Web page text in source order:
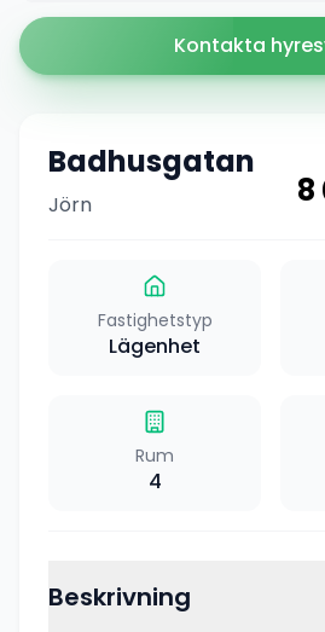
Kontakta
Badhusgatan
Jörn 8
Fastighetstyp
Lägenhet
Rum
4
Beskrivning